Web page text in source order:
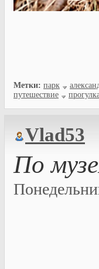
Метки: парк
путешествие
Vlad53
По